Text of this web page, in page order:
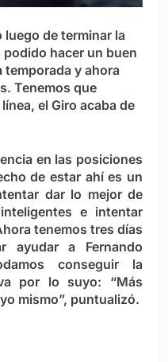
de terminar la
hacer un buen
temporada y ahora
Tenemos que
el Giro acaba de
en las posiciones
de estar ahí es un
dar lo mejor de
e intentar
tenemos tres días
ayudar a Fernando
conseguir la
por lo suyo: “Más
mismo”, puntualizó.